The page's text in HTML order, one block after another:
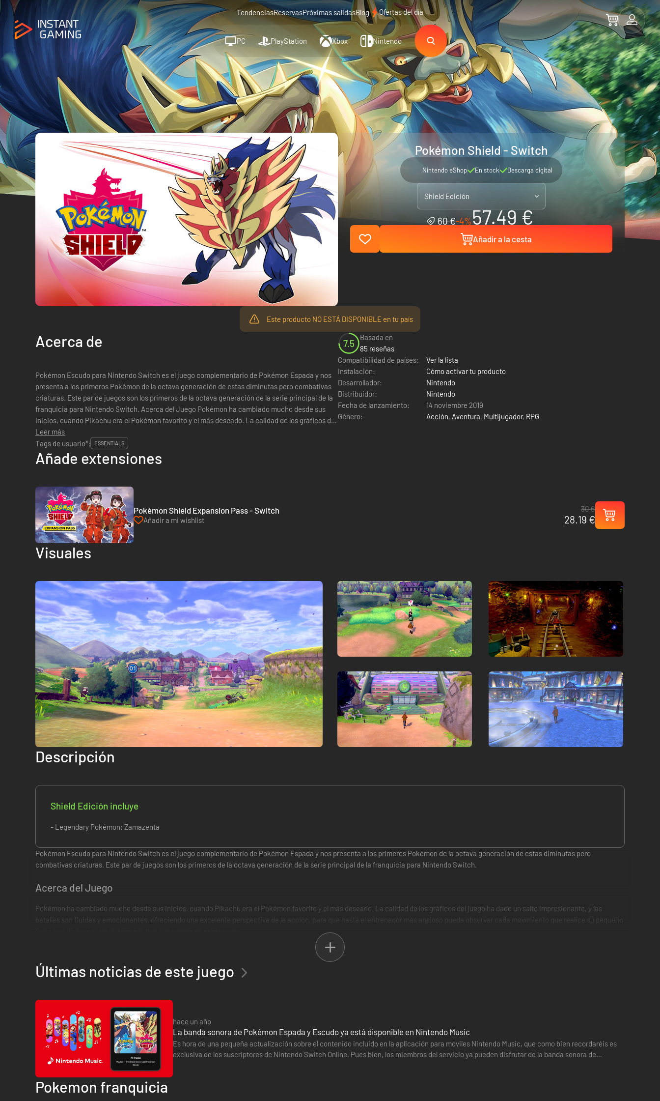
TendenciasReservasPróximas salidasBlog Ofertas del día
PC PlayStation Xbox Nintendo
Pokémon Shield - Switch
Nintendo eShop En stock Descarga digital
Shield Edición
60 €-4%57.49 €
Añadir a la cesta
Este producto NO ESTÁ DISPONIBLE en tu país
Acerca de
Pokémon Escudo para Nintendo Switch es el juego complementario de Pokémon Espada y nos
presenta a los primeros Pokémon de la octava generación de estas diminutas pero combativas
criaturas. Este par de juegos son los primeros de la octava generación de la serie principal de la
franquicia para Nintendo Switch. Acerca del Juego Pokémon ha cambiado mucho desde sus
inicios, cuando Pikachu era el Pokémon favorito y el más deseado. La calidad de los gráficos del
juego ha dado un salto imp...
Leer más
7.5
Basada en
85 reseñas
Compatibilidad de países:
Ver la lista
Instalación:
Cómo activar tu producto
Desarrollador:
Nintendo
Distribuidor:
Nintendo
Fecha de lanzamiento:
14 noviembre 2019
Género:
Acción, Aventura, Multijugador, RPG
Tags de usuario*: ESSENTIALS
Añade extensiones
Pokémon Shield Expansion Pass - Switch
Añadir a mi wishlist
30 €
28.19 €
Visuales
Descripción
Shield Edición incluye
- Legendary Pokémon: Zamazenta
Pokémon Escudo para Nintendo Switch es el juego complementario de Pokémon Espada y nos presenta a los primeros Pokémon de la octava generación de estas diminutas pero
combativas criaturas. Este par de juegos son los primeros de la octava generación de la serie principal de la franquicia para Nintendo Switch.
Acerca del Juego
Pokémon ha cambiado mucho desde sus inicios, cuando Pikachu era el Pokémon favorito y el más deseado. La calidad de los gráficos del juego ha dado un salto impresionante, y las
El jugador debe elegir a su primer Pokémon de entre la oferta de tres Pokémon iniciales y comenzar su travesía por el mundo, atrapando y entrenando a más Pokémon hasta llenar sus
Pokébolas. Las Pokébolas son una especie de dispositivo portátil de almacenamiento que caben los bolsillos, a pesar de que en su interior pueden contener a un Pokémon, la mayoría de los
cuales tienen un tamaño considerablemente más grande cuando se encuentran fuera de ellas y andan libres por el paisaje. La mayoría de los entrenadores llevan seis Pokébolas llenas,
El jugador debe abrirse paso a través de todas las competiciones, luchando contra otros entrenadores Pokémon (de los cuales ahondaremos más adelante) hasta lograr vencerlos a todos:
una vez hecho esto será el momento de dirigirse a la Copa de Campeones para luchar por la máxima gloria y la finalización exitosa del juego.
Diferencias entre las versiones Espada y Escudo
Cada versión del juego incluirá a Pokémon exclusivos que no podrás encontrar en ningún otro lugar del universo Pokémon. En uno de los juegos, algunos de los Pokémon legendarios podrán
ser atrapados, mientras que el otro incluirá a estas criaturas, pero no las tendrá al alcance del entrenador para ser capturadas y utilizadas en su juego.
Últimas noticias de este juego
hace un año
La banda sonora de Pokémon Espada y Escudo ya está disponible en Nintendo Music
Es hora de una pequeña actualización sobre el contenido incluido en la aplicación para móviles Nintendo Music, que como bien recordaréis es
exclusiva de los suscriptores de Nintendo Switch Online. Pues bien, los miembros del servicio ya pueden disfrutar de la banda sonora de
Pokemon franquicia